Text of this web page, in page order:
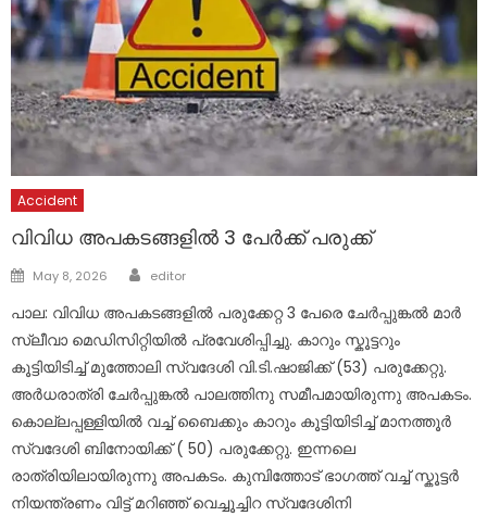
Accident
വിവിധ അപകടങ്ങളിൽ 3 പേർക്ക് പരുക്ക്
Posted
May 8, 2026 Author
editor
പാല: വിവിധ അപകടങ്ങളിൽ പരുക്കേറ്റ 3 പേരെ ചേർപ്പുങ്കൽ മാർ
സ്ലീവാ മെഡിസിറ്റിയിൽ പ്രവേശിപ്പിച്ചു. കാറും സ്കൂട്ടറും
കൂട്ടിയിടിച്ച് മുത്തോലി സ്വദേശി വി.ടി.ഷാജിക്ക് (53) പരുക്കേറ്റു.
അർധരാത്രി ചേർപ്പുങ്കൽ പാലത്തിനു സമീപമായിരുന്നു അപകടം.
കൊല്ലപ്പള്ളിയിൽ വച്ച് ബൈക്കും കാറും കൂട്ടിയിടിച്ച് മാനത്തൂർ
സ്വദേശി ബിനോയിക്ക് ( 50) പരുക്കേറ്റു. ഇന്നലെ
രാത്രിയിലായിരുന്നു അപകടം. കുമ്പിത്തോട് ഭാ​ഗത്ത് വച്ച് സ്കൂട്ടർ
നിയന്ത്രണം വിട്ട് മറിഞ്ഞ് വെച്ചൂച്ചിറ സ്വദേശിനി